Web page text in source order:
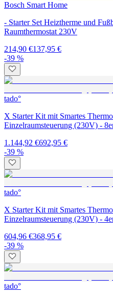
Bosch Smart Home
- Starter Set Heiztherme und
Raumthermostat 230V
214,90 €137,95 €
-39 %
tado°
X Starter Kit mit Smartes
Einzelraumsteuerung (230V) -
1.144,92 €692,95 €
-39 %
tado°
X Starter Kit mit Smartes
Einzelraumsteuerung (230V) -
604,96 €368,95 €
-39 %
tado°